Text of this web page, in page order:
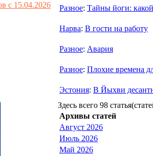
с 15.04.2026
Разное: Тайны йоги:
Нарва: В гости на работу
Разное: Авария
Разное: Плохие времена
Эстония: В Йыхви
Здесь всего 98
Архивы статей
Август 2026
Июль 2026
Май 2026